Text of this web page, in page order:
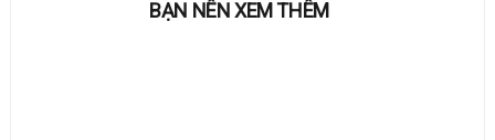
BẠN NÊN XEM THÊM